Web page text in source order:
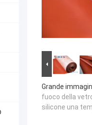
Grande
fuoco della
silicone una